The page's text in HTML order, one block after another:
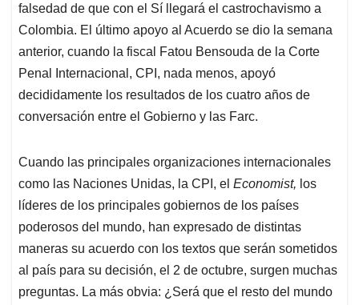
falsedad de que con el Sí llegará el castrochavismo a
Colombia. El último apoyo al Acuerdo se dio la semana
anterior, cuando la fiscal Fatou Bensouda de la Corte
Penal Internacional, CPI, nada menos, apoyó
decididamente los resultados de los cuatro años de
conversación entre el Gobierno y las Farc.
Cuando las principales organizaciones internacionales
como las Naciones Unidas, la CPI, el Economist, los
líderes de los principales gobiernos de los países
poderosos del mundo, han expresado de distintas
maneras su acuerdo con los textos que serán sometidos
al país para su decisión, el 2 de octubre, surgen muchas
preguntas. La más obvia: ¿Será que el resto del mundo